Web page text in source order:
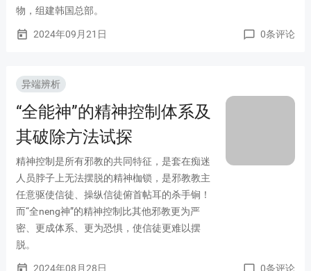
物，组建韩国总部。
today 2024年09月21日 chat_bubble_outline 0条评论
异端辨析
“全能神”的精神控制体系及
其破除方法试探
精神控制是所有邪教的共同特征，是套在痴迷
人员脖子上无法摆脱的精神枷锁，是邪教教主
任意驱使信徒、操纵信徒俯首帖耳的杀手锏！
而“全neng神”的精神控制比其他邪教更为严
密、更成体系、更为恐惧，使信徒更难以摆
脱。
2024年08月28日 0条评论